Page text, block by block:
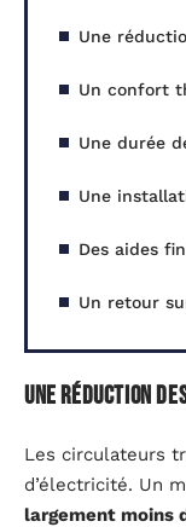
Une
Un confort
Une durée
Une
Des aides
Un retour
Une réduction
Les circulateurs
d’électricité. Un
largement moins